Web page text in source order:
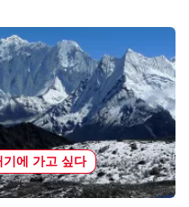
기에 가고 싶다